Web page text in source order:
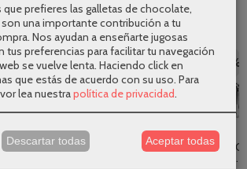
-25 %
Portavasos
pared Kiro
-25 %
Portarrollos sin
tapa Dona
-25 %
Espejo de
aumento x3 AC-
256 flexible...
prefieres las galletas de chocolate,
una importante contribución a tu
Nos ayudan a enseñarte jugosas
tus preferencias para facilitar tu navegación
se vuelve lenta. Haciendo click en
que estás de acuerdo con su uso. Para
lea nuestrapolítica de privacidad
Descartar todas Aceptar todas